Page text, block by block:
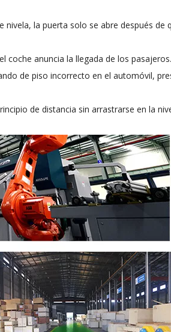
nivela, la puerta solo se abre después de
coche anuncia la llegada de los pasajeros.
de piso incorrecto en el automóvil,
de distancia sin arrastrarse en la